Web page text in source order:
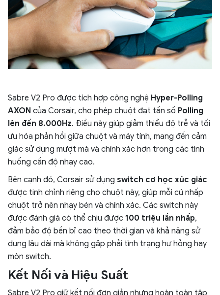
Sabre V2 Pro được tích hợp công nghệ Hyper-Polling
AXON của Corsair, cho phép chuột đạt tần số Polling
lên đến 8.000Hz. Điều này giúp giảm thiểu độ trễ và tối
ưu hóa phản hồi giữa chuột và máy tính, mang đến cảm
giác sử dụng mượt mà và chính xác hơn trong các tình
huống cần độ nhạy cao.
Bên cạnh đó, Corsair sử dụng switch cơ học xúc giác
được tinh chỉnh riêng cho chuột này, giúp mỗi cú nhấp
chuột trở nên nhạy bén và chính xác. Các switch này
được đánh giá có thể chịu được 100 triệu lần nhấp,
đảm bảo độ bền bỉ cao theo thời gian và khả năng sử
dụng lâu dài mà không gặp phải tình trạng hư hỏng hay
mòn switch.
Kết Nối và Hiệu Suất
Sabre V2 Pro giữ kết nối đơn giản nhưng hoàn toàn tập